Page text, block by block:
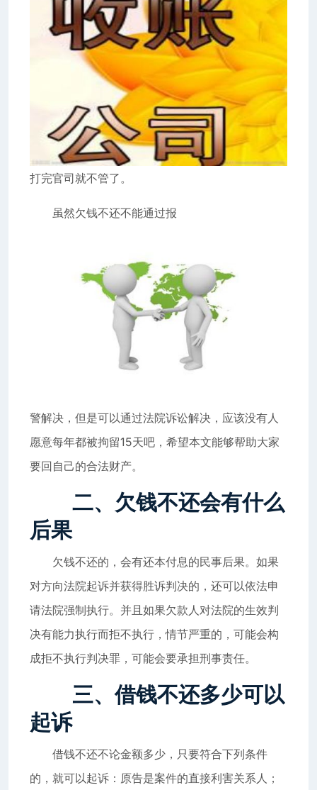
打完官司就不管了。
虽然欠钱不还不能通过报
警解决，但是可以通过法院诉讼解决，应该没有人
愿意每年都被拘留15天吧，希望本文能够帮助大家
要回自己的合法财产。
二、欠钱不还会有什么
后果
欠钱不还的，会有还本付息的民事后果。如果
对方向法院起诉并获得胜诉判决的，还可以依法申
请法院强制执行。并且如果欠款人对法院的生效判
决有能力执行而拒不执行，情节严重的，可能会构
成拒不执行判决罪，可能会要承担刑事责任。
三、借钱不还多少可以
起诉
借钱不还不论金额多少，只要符合下列条件
的，就可以起诉：原告是案件的直接利害关系人；